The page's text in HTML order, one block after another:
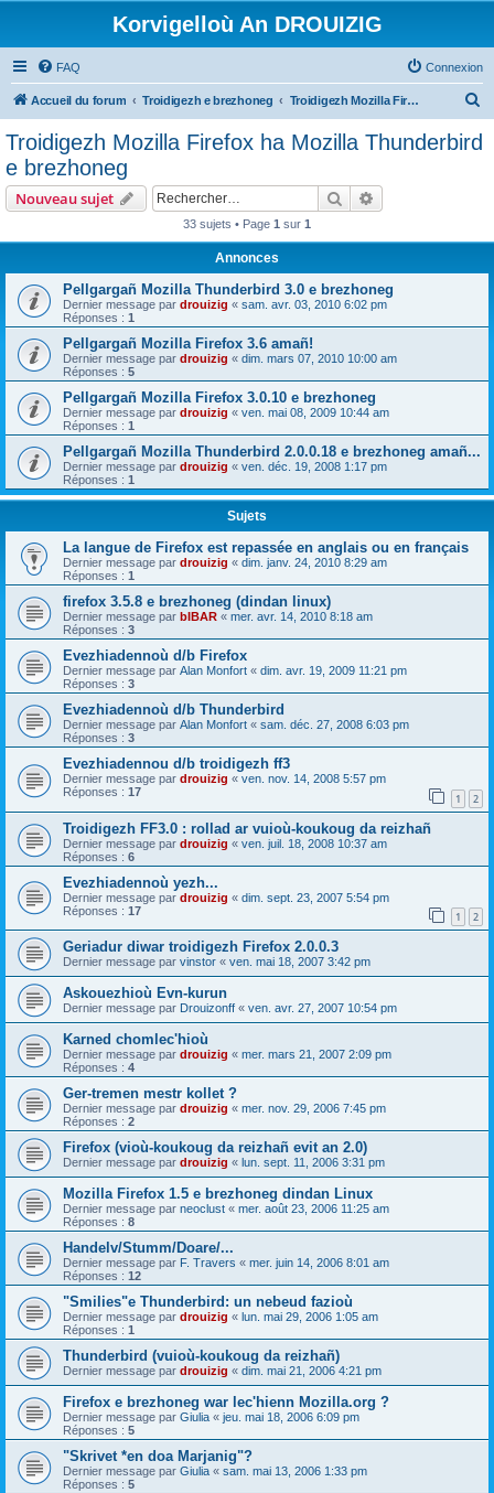
Korvigelloù An DROUIZIG
FAQ Connexion
Accueil du forum Troidigezh e brezhoneg Troidigezh Mozilla Firefox ha Mozilla Thunderbird e brezhoneg
Troidigezh Mozilla Firefox ha Mozilla Thunderbird
e brezhoneg
Nouveau sujet Rechercher
33 sujets • Page 1 sur 1
Annonces
Pellgargañ Mozilla Thunderbird 3.0 e brezhoneg
Dernier message par drouizig « sam. avr. 03, 2010 6:02 pm
Réponses : 1
Pellgargañ Mozilla Firefox 3.6 amañ!
Dernier message par drouizig « dim. mars 07, 2010 10:00 am
Réponses : 5
Pellgargañ Mozilla Firefox 3.0.10 e brezhoneg
Dernier message par drouizig « ven. mai 08, 2009 10:44 am
Réponses : 1
Pellgargañ Mozilla Thunderbird 2.0.0.18 e brezhoneg amañ...
Dernier message par drouizig « ven. déc. 19, 2008 1:17 pm
Réponses : 1
Sujets
La langue de Firefox est repassée en anglais ou en français
Dernier message par drouizig « dim. janv. 24, 2010 8:29 am
Réponses : 1
firefox 3.5.8 e brezhoneg (dindan linux)
Dernier message par bIBAR « mer. avr. 14, 2010 8:18 am
Réponses : 3
Evezhiadennoù d/b Firefox
Dernier message par Alan Monfort « dim. avr. 19, 2009 11:21 pm
Réponses : 3
Evezhiadennoù d/b Thunderbird
Dernier message par Alan Monfort « sam. déc. 27, 2008 6:03 pm
Réponses : 3
Evezhiadennou d/b troidigezh ff3
Dernier message par drouizig « ven. nov. 14, 2008 5:57 pm
Réponses : 17 1 2
Troidigezh FF3.0 : rollad ar vuioù-koukoug da reizhañ
Dernier message par drouizig « ven. juil. 18, 2008 10:37 am
Réponses : 6
Evezhiadennoù yezh...
Dernier message par drouizig « dim. sept. 23, 2007 5:54 pm
Réponses : 17 1 2
Geriadur diwar troidigezh Firefox 2.0.0.3
Dernier message par vinstor « ven. mai 18, 2007 3:42 pm
Askouezhioù Evn-kurun
Dernier message par Drouizonff « ven. avr. 27, 2007 10:54 pm
Karned chomlec'hioù
Dernier message par drouizig « mer. mars 21, 2007 2:09 pm
Réponses : 4
Ger-tremen mestr kollet ?
Dernier message par drouizig « mer. nov. 29, 2006 7:45 pm
Réponses : 2
Firefox (vioù-koukoug da reizhañ evit an 2.0)
Dernier message par drouizig « lun. sept. 11, 2006 3:31 pm
Mozilla Firefox 1.5 e brezhoneg dindan Linux
Dernier message par neoclust « mer. août 23, 2006 11:25 am
Réponses : 8
Handelv/Stumm/Doare/...
Dernier message par F. Travers « mer. juin 14, 2006 8:01 am
Réponses : 12
"Smilies"e Thunderbird: un nebeud fazioù
Dernier message par drouizig « lun. mai 29, 2006 1:05 am
Réponses : 1
Thunderbird (vuioù-koukoug da reizhañ)
Dernier message par drouizig « dim. mai 21, 2006 4:21 pm
Firefox e brezhoneg war lec'hienn Mozilla.org ?
Dernier message par Giulia « jeu. mai 18, 2006 6:09 pm
Réponses : 5
"Skrivet *en doa Marjanig"?
Dernier message par Giulia « sam. mai 13, 2006 1:33 pm
Réponses : 5